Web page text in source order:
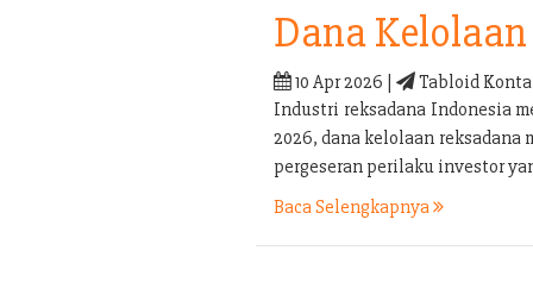
Dana
10 Apr 2026 |
Tabloid
Industri reksadana Indonesia
2026, dana kelolaan
pergeseran perilaku investor
Baca Selengkapnya